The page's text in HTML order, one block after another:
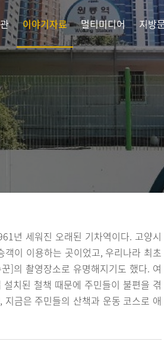
이야기자료 멀티미디어 지방
년 세워진 오래된 기차역이다. 고양시
이 이용하는 곳이었고, 우리나라 최초
]의 촬영장소로 유명해지기도 했다. 여
치된 철책 때문에 주민들이 불편을 겪
금은 주민들의 산책과 운동 코스로 애